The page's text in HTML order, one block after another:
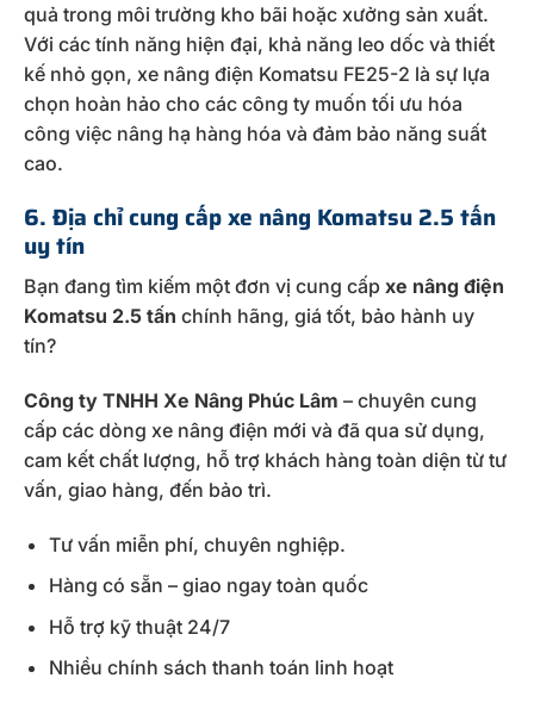
quả trong môi trường kho bãi hoặc xưởng sản xuất.
Với các tính năng hiện đại, khả năng leo dốc và thiết
kế nhỏ gọn, xe nâng điện Komatsu FE25-2 là sự lựa
chọn hoàn hảo cho các công ty muốn tối ưu hóa
công việc nâng hạ hàng hóa và đảm bảo năng suất
cao.
6. Địa chỉ cung cấp xe nâng Komatsu 2.5 tấn
uy tín
Bạn đang tìm kiếm một đơn vị cung cấp xe nâng điện
Komatsu 2.5 tấn chính hãng, giá tốt, bảo hành uy
tín?
Công ty TNHH Xe Nâng Phúc Lâm – chuyên cung
cấp các dòng xe nâng điện mới và đã qua sử dụng,
cam kết chất lượng, hỗ trợ khách hàng toàn diện từ tư
vấn, giao hàng, đến bảo trì.
Tư vấn miễn phí, chuyên nghiệp.
Hàng có sẵn – giao ngay toàn quốc
Hỗ trợ kỹ thuật 24/7
Nhiều chính sách thanh toán linh hoạt